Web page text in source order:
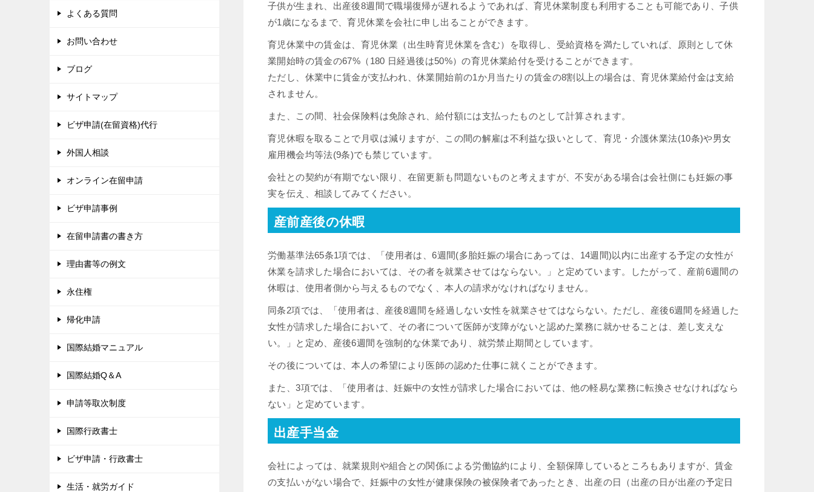
子供が生まれ、出産後8週間で職場復帰が遅れるようであれば、育児休業制度も利用することも可能であり、子供
が1歳になるまで、育児休業を会社に申し出ることができます。
育児休業中の賃金は、育児休業（出⽣時育児休業を含む）を取得し、受給資格を満たしていれば、原則として休
業開始時の賃⾦の67%（180 ⽇経過後は50%）の育児休業給付を受けることができます。
ただし、休業中に賃金が支払われ、休業開始前の1か月当たりの賃金の8割以上の場合は、育児休業給付金は支給
されません。
また、この間、社会保険料は免除され、給付額には支払ったものとして計算されます。
育児休暇を取ることで月収は減りますが、この間の解雇は不利益な扱いとして、育児・介護休業法(10条)や男女
雇用機会均等法(9条)でも禁じています。
会社との契約が有期でない限り、在留更新も問題ないものと考えますが、不安がある場合は会社側にも妊娠の事
実を伝え、相談してみてください。
産前産後の休暇
労働基準法65条1項では、「使用者は、6週間(多胎妊娠の場合にあっては、14週間)以内に出産する予定の女性が
休業を請求した場合においては、その者を就業させてはならない。」と定めています。したがって、産前6週間の
休暇は、使用者側から与えるものでなく、本人の請求がなければなりません。
同条2項では、「使用者は、産後8週間を経過しない女性を就業させてはならない。ただし、産後6週間を経過した
女性が請求した場合において、その者について医師が支障がないと認めた業務に就かせることは、差し支えな
い。」と定め、産後6週間を強制的な休業であり、就労禁止期間としています。
その後については、本人の希望により医師の認めた仕事に就くことができます。
また、3項では、「使用者は、妊娠中の女性が請求した場合においては、他の軽易な業務に転換させなければなら
ない」と定めています。
出産手当金
会社によっては、就業規則や組合との関係による労働協約により、全額保障しているところもありますが、賃金
の支払いがない場合で、妊娠中の女性が健康保険の被保険者であったとき、出産の日（出産の日が出産の予定日
よくある質問
お問い合わせ
ブログ
サイトマップ
ビザ申請(在留資格)代行
外国人相談
オンライン在留申請
ビザ申請事例
在留申請書の書き方
理由書等の例文
永住権
帰化申請
国際結婚マニュアル
国際結婚Q＆A
申請等取次制度
国際行政書士
ビザ申請・行政書士
生活・就労ガイド